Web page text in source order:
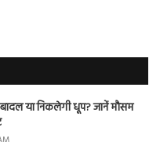
या निकलेगी धूप? जानें मौसम